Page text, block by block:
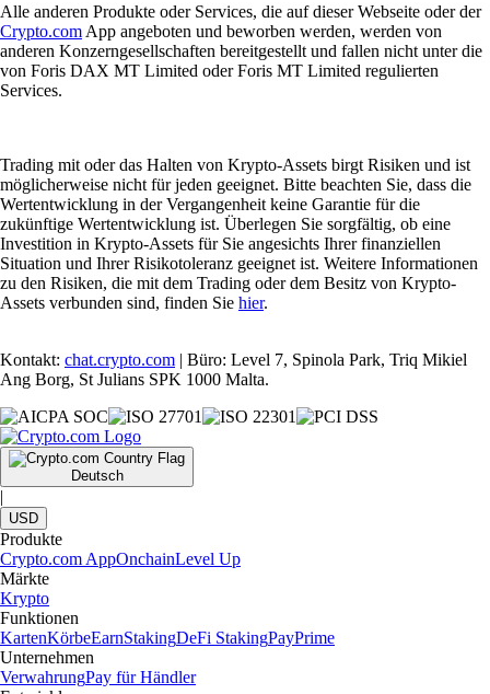
Alle anderen Produkte oder Services, die auf dieser Webseite oder der
Crypto.com App angeboten und beworben werden, werden von
anderen Konzerngesellschaften bereitgestellt und fallen nicht unter die
von Foris DAX MT Limited oder Foris MT Limited regulierten
Services.
Trading mit oder das Halten von Krypto-Assets birgt Risiken und ist
möglicherweise nicht für jeden geeignet. Bitte beachten Sie, dass die
Wertentwicklung in der Vergangenheit keine Garantie für die
zukünftige Wertentwicklung ist. Überlegen Sie sorgfältig, ob eine
Investition in Krypto-Assets für Sie angesichts Ihrer finanziellen
Situation und Ihrer Risikotoleranz geeignet ist. Weitere Informationen
zu den Risiken, die mit dem Trading oder dem Besitz von Krypto-
Assets verbunden sind, finden Sie hier.
Kontakt: chat.crypto.com | Büro: Level 7, Spinola Park, Triq Mikiel
Ang Borg, St Julians SPK 1000 Malta.
Deutsch
|
USD
Produkte
Crypto.com AppOnchainLevel Up
Märkte
Krypto
Funktionen
KartenKörbeEarnStakingDeFi StakingPayPrime
Unternehmen
VerwahrungPay für Händler